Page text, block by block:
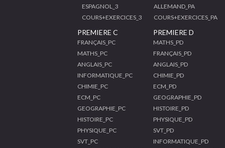
ESPAGNOL_3
COURS+EXERCICES_3
ALLEMAND_PA
COURS+EXERCICES_PA
PREMIERE C
FRANÇAIS_PC
MATHS_PC
ANGLAIS_PC
INFORMATIQUE_PC
CHIMIE_PC
ECM_PC
GEOGRAPHIE_PC
HISTOIRE_PC
PHYSIQUE_PC
SVT_PC
PREMIERE D
MATHS_PD
FRANÇAIS_PD
ANGLAIS_PD
CHIMIE_PD
ECM_PD
GEOGRAPHIE_PD
HISTOIRE_PD
PHYSIQUE_PD
SVT_PD
INFORMATIQUE_PD